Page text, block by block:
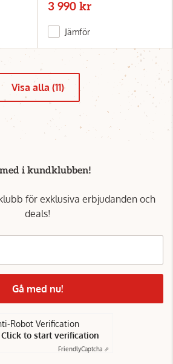
3 990 kr
Jämför
Visa alla (11)
i kundklubben!
för exklusiva erbjudanden och
deals!
Gå med nu!
Robot Verification
Click to start verification
FriendlyCaptcha ⇗